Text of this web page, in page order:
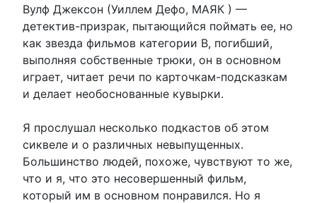
Вулф Джексон (Уиллем Дефо, МАЯК ) —
детектив-призрак, пытающийся поймать ее, но
как звезда фильмов категории B, погибший,
выполняя собственные трюки, он в основном
играет, читает речи по карточкам-подсказкам
и делает необоснованные кувырки.
Я прослушал несколько подкастов об этом
сиквеле и о различных невыпущенных.
Большинство людей, похоже, чувствуют то же,
что и я, что это несовершенный фильм,
который им в основном понравился. Но я